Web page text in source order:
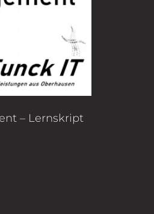
– Lernskript